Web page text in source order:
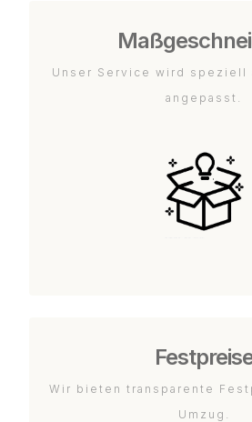
Unser Service wird speziell
angepasst.
Wir bieten transparente
Umzug.